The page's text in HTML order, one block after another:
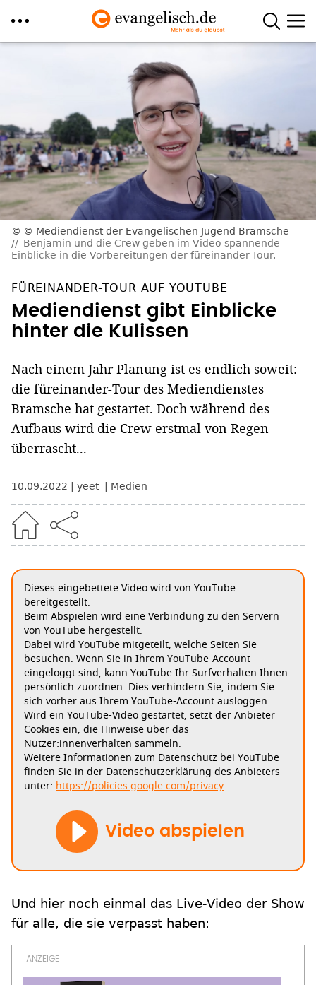
© Mediendienst der Evangelischen Jugend Bramsche
Benjamin und die Crew geben im Video spannende
Einblicke in die Vorbereitungen der füreinander-Tour.
FÜREINANDER-TOUR AUF YOUTUBE
Mediendienst gibt Einblicke
hinter die Kulissen
Nach einem Jahr Planung ist es endlich soweit:
die füreinander-Tour des Mediendienstes
Bramsche hat gestartet. Doch während des
Aufbaus wird die Crew erstmal von Regen
überrascht...
10.09.2022 yeet Medien
Dieses eingebettete Video wird von YouTube
bereitgestellt.
Beim Abspielen wird eine Verbindung zu den Servern
von YouTube hergestellt.
Dabei wird YouTube mitgeteilt, welche Seiten Sie
besuchen. Wenn Sie in Ihrem YouTube-Account
eingeloggt sind, kann YouTube Ihr Surfverhalten Ihnen
persönlich zuordnen. Dies verhindern Sie, indem Sie
sich vorher aus Ihrem YouTube-Account ausloggen.
Wird ein YouTube-Video gestartet, setzt der Anbieter
Cookies ein, die Hinweise über das
Nutzer:innenverhalten sammeln.
Weitere Informationen zum Datenschutz bei YouTube
finden Sie in der Datenschutzerklärung des Anbieters
unter: https://policies.google.com/privacy
Video abspielen
Und hier noch einmal das Live-Video der Show
für alle, die sie verpasst haben: